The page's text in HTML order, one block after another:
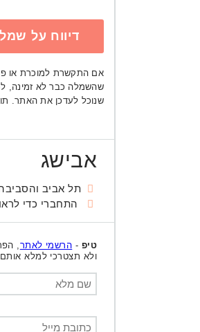
דיווח על
אם התקשרת למוכרת או
שהשמלה כבר לא זמינה,
שנוכל לעדכן את האתר.
אבישג
תל אביב
התחברי כדי
טיפ - הרשמי לאתר ,
ולא תצטרכי למלא